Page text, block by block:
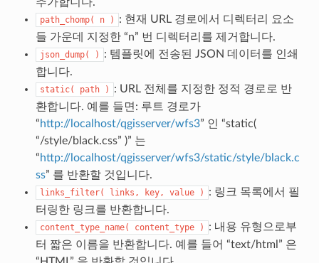
path_chomp( n )
: 현재 URL 경로에서 디렉터리 요소
들 가운데 지정한 “n” 번 디렉터리를 제거합니다.
json_dump( )
: 템플릿에 전송된 JSON 데이터를 인쇄
합니다.
static( path )
: URL 전체를 지정한 정적 경로로 반
환합니다. 예를 들면: 루트 경로가
“http://localhost/qgisserver/wfs3” 인 “static(
“/style/black.css” )” 는
“http://localhost/qgisserver/wfs3/static/style/black.c
ss” 를 반환할 것입니다.
links_filter( links, key, value )
: 링크 목록에서 필
터링한 링크를 반환합니다.
content_type_name( content_type )
: 내용 유형으로부
터 짧은 이름을 반환합니다. 예를 들어 “text/html” 은